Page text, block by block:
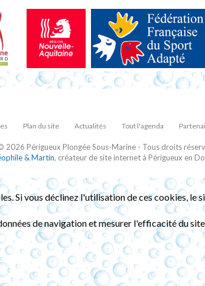
Plan du site Actualités Tout l'agenda
2026 Périgueux Plongée Sous-Marine - Tous droits
& Martin, créateur de site internet à Périgueux en
Si vous déclinez l'utilisation de ces cookies,
de navigation et mesurer l'efficacité du